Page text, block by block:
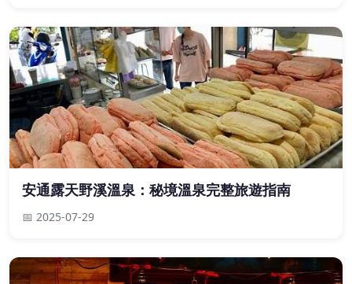
安通露天野溪溫泉：秘境溫泉完整旅遊指南
📅 2025-07-29